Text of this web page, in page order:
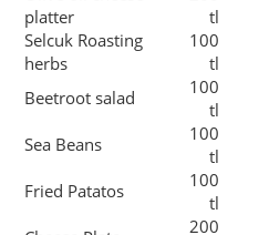
Sea Beans
100
tl
Fried Patatos
100
tl
200
tl
100
tl
100
tl